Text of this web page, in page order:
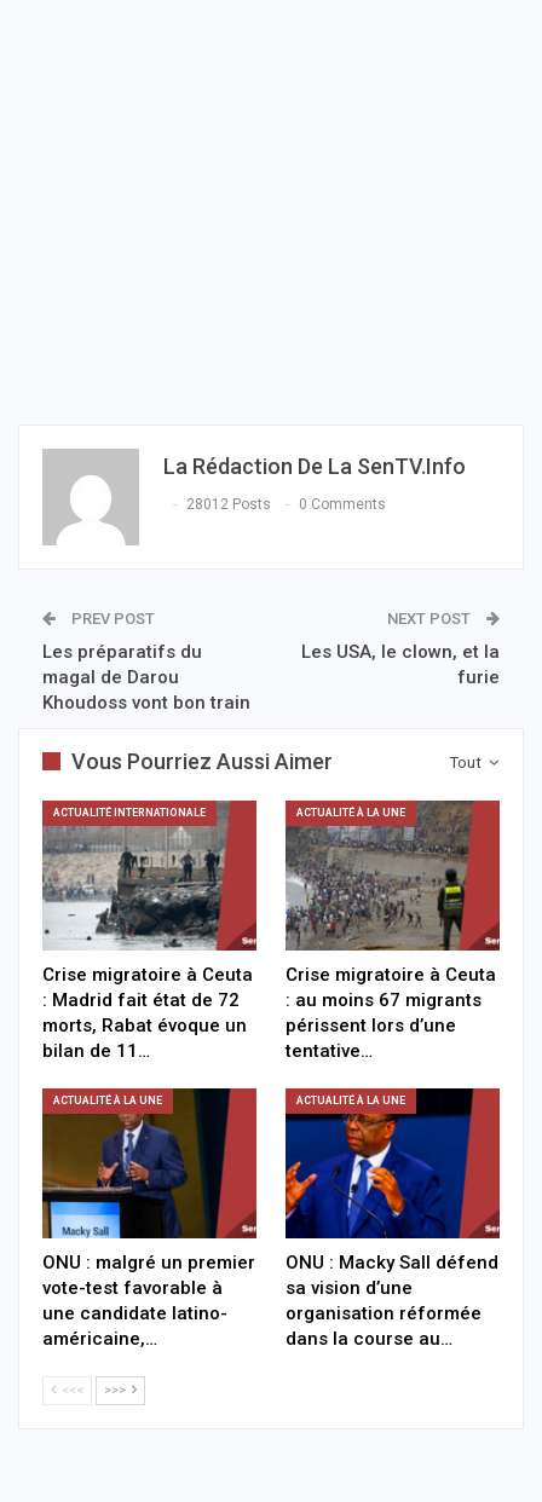
La Rédaction De La SenTV.info
28012 Posts 0 Comments
PREV POST
Les préparatifs du
magal de Darou
Khoudoss vont bon train
NEXT POST
Les USA, le clown, et la
furie
Tout
Vous Pourriez Aussi Aimer
ACTUALITÉ INTERNATIONALE
Crise migratoire à Ceuta
: Madrid fait état de 72
morts, Rabat évoque un
bilan de 11…
ACTUALITÉ À LA UNE
Crise migratoire à Ceuta
: au moins 67 migrants
périssent lors d’une
tentative…
ACTUALITÉ À LA UNE
ONU : malgré un premier
vote-test favorable à
une candidate latino-
américaine,…
ACTUALITÉ À LA UNE
ONU : Macky Sall défend
sa vision d’une
organisation réformée
dans la course au…
<<< >>>